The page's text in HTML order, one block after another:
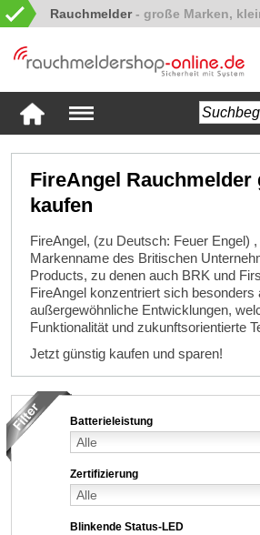
Rauchmelder
FireAngel Rauchmelder
kaufen
FireAngel, (zu Deutsch: Feuer Engel)
Markenname des Britischen
Products, zu denen auch BRK und
FireAngel konzentriert sich besonders
außergewöhnliche Entwicklungen,
Funktionalität und zukunftsorientierte
Jetzt günstig kaufen und sparen!
Batterieleistung
Zertifizierung
Blinkende Status-LED